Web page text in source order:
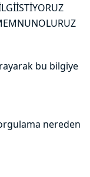
bu bilgiye
nereden